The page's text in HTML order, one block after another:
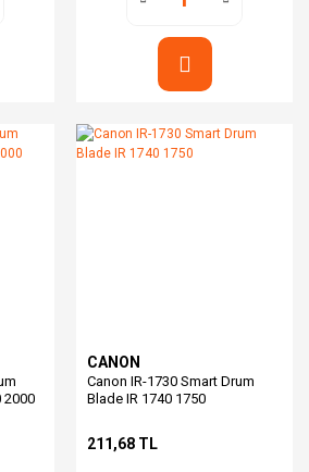
2000
CANON
Canon IR-1730 Smart Drum
Blade IR 1740 1750
211,68 TL